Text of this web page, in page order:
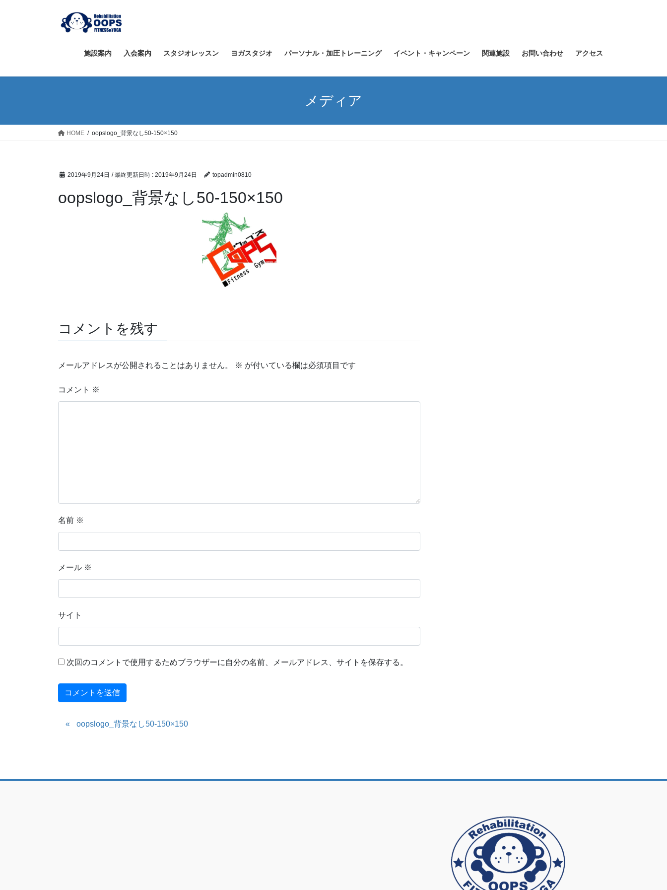
ス
ン
施設案内 入会案内 スタジオレッスン ヨガスタジオ パーソナル・加圧トレーニング イベント・キャンペーン 関連施設 お問い合わせ アクセス
メディア
HOME oopslogo_背景なし50-150×150
2019年9月24日 / 最終更新日時 : 2019年9月24日 topadmin0810
oopslogo_背景なし50-150×150
コメントを残す
メールアドレスが公開されることはありません。 ※ が付いている欄は必須項目です
コメント ※
名前 ※
メール ※
サイト
次回のコメントで使用するためブラウザーに自分の名前、メールアドレス、サイトを保存する。
oopslogo_背景なし50-150×150